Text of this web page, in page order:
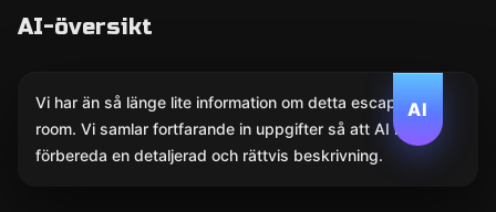
AI-översikt
AI
Vi har än så länge lite information om detta escape
room. Vi samlar fortfarande in uppgifter så att AI kan
förbereda en detaljerad och rättvis beskrivning.